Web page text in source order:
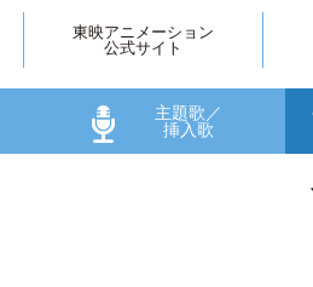
東映アニメーション
公式サイト
主題歌／
挿入歌